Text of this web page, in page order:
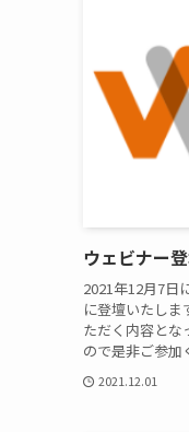
ウェビナー
2021年12月7日
に登壇いたし
ただく内容とな
ので是非ご参
2021.12.01